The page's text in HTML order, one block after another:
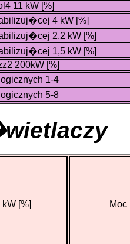
11 kW [%]
4 kW [%]
2,2 kW [%]
1,5 kW [%]
200kW [%]
1-4
5-8
[%] Moc